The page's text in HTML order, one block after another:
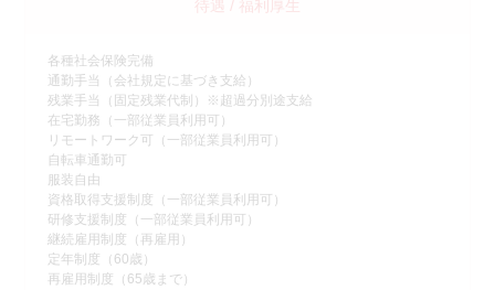
待遇 / 福利厚生
各種社会保険完備
通勤手当（会社規定に基づき支給）
残業手当（固定残業代制）※超過分別途支給
在宅勤務（一部従業員利用可）
リモートワーク可（一部従業員利用可）
自転車通勤可
服装自由
資格取得支援制度（一部従業員利用可）
研修支援制度（一部従業員利用可）
継続雇用制度（再雇用）
定年制度（60歳）
再雇用制度（65歳まで）